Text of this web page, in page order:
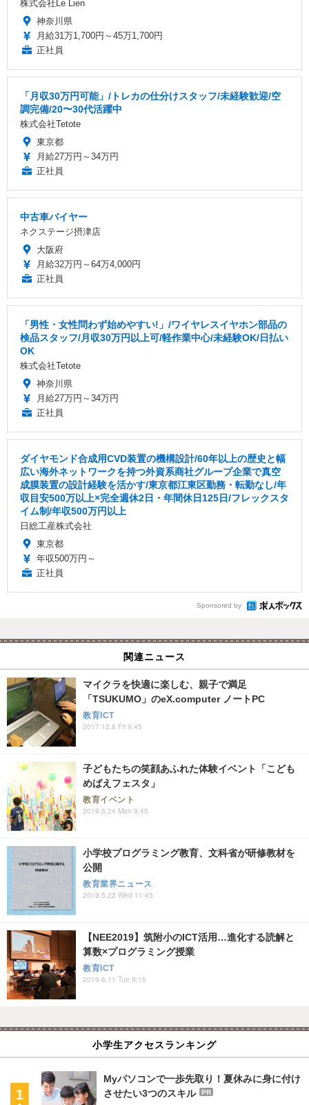
株式会社Le Lien
神奈川県
月給31万1,700円～45万1,700円
正社員
「月収30万円可能」/トレカの仕分けスタッフ/未経験歓迎/空
調完備/20〜30代活躍中
株式会社Tetote
東京都
月給27万円～34万円
正社員
中古車バイヤー
ネクステージ摂津店
大阪府
月給32万円～64万4,000円
正社員
「男性・女性問わず始めやすい!」/ワイヤレスイヤホン部品の
検品スタッフ/月収30万円以上可/軽作業中心/未経験OK/日払い
OK
株式会社Tetote
神奈川県
月給27万円～34万円
正社員
ダイヤモンド合成用CVD装置の機構設計/60年以上の歴史と幅
広い海外ネットワークを持つ外資系商社グループ企業で真空
成膜装置の設計経験を活かす/東京都江東区勤務・転勤なし/年
収目安500万以上×完全週休2日・年間休日125日/フレックスタ
イム制/年収500万円以上
日総工産株式会社
東京都
年収500万円～
正社員
Sponsored by
関連ニュース
マイクラを快適に楽しむ、親子で満足
「TSUKUMO」のeX.computer ノートPC
教育ICT
2017.12.8 Fri 9:45
子どもたちの笑顔あふれた体験イベント「こども
めばえフェスタ」
教育イベント
2019.6.24 Mon 9:45
小学校プログラミング教育、文科省が研修教材を
公開
教育業界ニュース
2019.5.22 Wed 11:45
【NEE2019】筑附小のICT活用…進化する読解と
算数×プログラミング授業
教育ICT
2019.6.11 Tue 9:15
小学生アクセスランキング
Myパソコンで一歩先取り！夏休みに身に付け
させたい3つのスキル
PR